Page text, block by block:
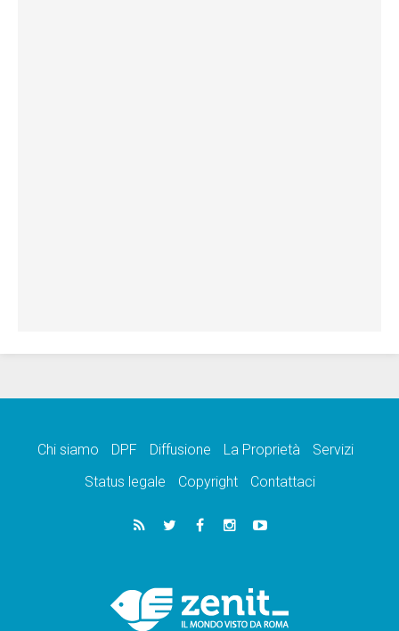
Chi siamo DPF Diffusione La Proprietà
Servizi
Status legale
Copyright Contattaci